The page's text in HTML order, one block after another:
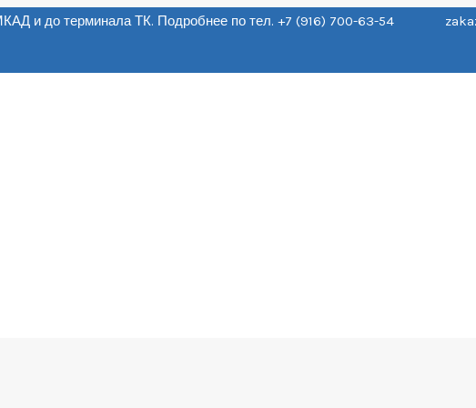
МКАД и до терминала ТК. Подробнее по тел. +7 (916) 700-63-54